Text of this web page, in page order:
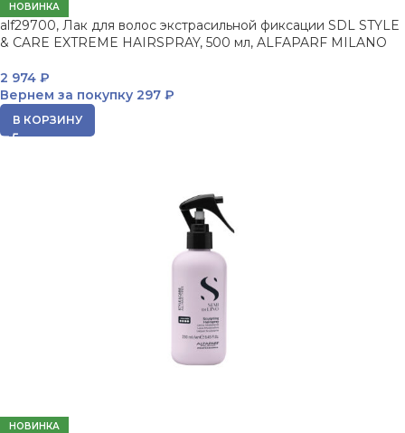
НОВИНКА
alf29700, Лак для волос экстрасильной фиксации SDL STYLE
& CARE EXTREME HAIRSPRAY, 500 мл, ALFAPARF MILANO
2 974 ₽
Вернем за покупку 297 ₽
В КОРЗИНУ
НОВИНКА